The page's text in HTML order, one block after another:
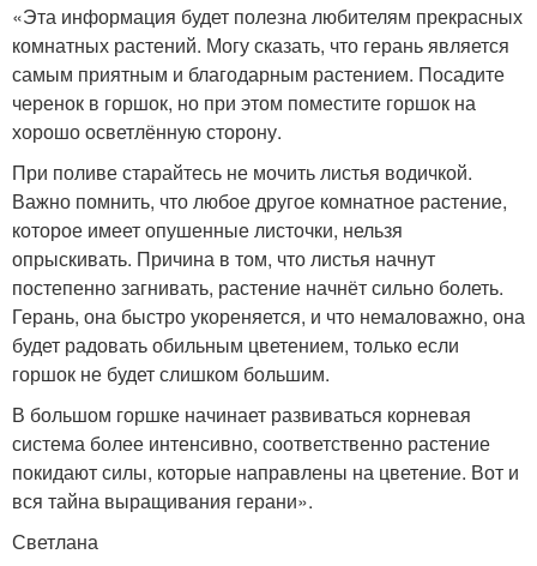
«Эта информация будет полезна любителям прекрасных
комнатных растений. Могу сказать, что герань является
самым приятным и благодарным растением. Посадите
черенок в горшок, но при этом поместите горшок на
хорошо осветлённую сторону.
При поливе старайтесь не мочить листья водичкой.
Важно помнить, что любое другое комнатное растение,
которое имеет опушенные листочки, нельзя
опрыскивать. Причина в том, что листья начнут
постепенно загнивать, растение начнёт сильно болеть.
Герань, она быстро укореняется, и что немаловажно, она
будет радовать обильным цветением, только если
горшок не будет слишком большим.
В большом горшке начинает развиваться корневая
система более интенсивно, соответственно растение
покидают силы, которые направлены на цветение. Вот и
вся тайна выращивания герани».
Светлана